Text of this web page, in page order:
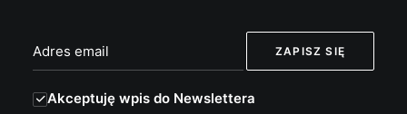
Akceptuję wpis do Newslettera